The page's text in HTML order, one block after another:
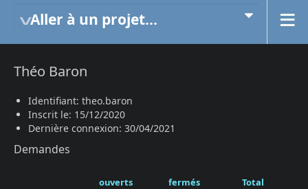
Aller à un projet...
Théo Baron
Identifiant: theo.baron
Inscrit le: 15/12/2020
Dernière connexion: 30/04/2021
Demandes
ouverts fermés
Total